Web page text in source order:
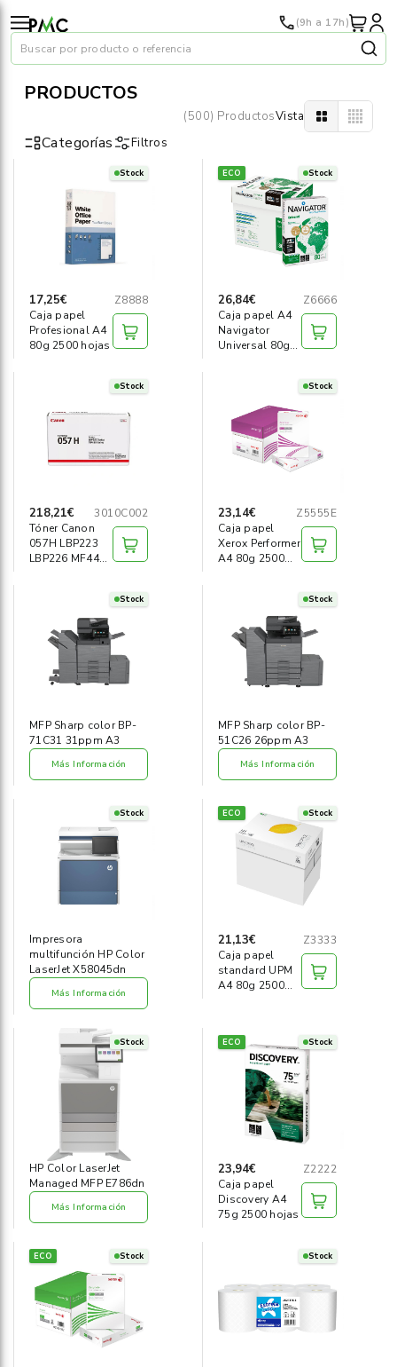
Papel ›
Material oficina ›
Tinta y tóner
Informática ›
Mobiliario ›
Seguridad ›
(9h a 17h)
Buscar por producto o referencia
PRODUCTOS
Categorías Filtros
(500) ProductosVista
Stock
17,25€
Z8888
Caja papel
Profesional A4
80g 2500 hojas
ECO Stock
26,84€
Z6666
Caja papel A4
Navigator
Universal 80g
Stock
218,21€
3010C002
Tóner Canon
057H LBP223
LBP226 MF443
Stock
23,14€
Z5555E
Caja papel
Xerox Performer
A4 80g 2500
Stock
MFP Sharp color BP-
71C31 31ppm A3
Más Información
Stock
MFP Sharp color BP-
51C26 26ppm A3
Más Información
Stock
Impresora
multifunción HP Color
LaserJet X58045dn
Más Información
ECO Stock
21,13€
Z3333
Caja papel
standard UPM
A4 80g 2500
Stock
HP Color LaserJet
Managed MFP E786dn
Más Información
ECO Stock
23,94€
Z2222
Caja papel
Discovery A4
75g 2500 hojas
ECO Stock Stock